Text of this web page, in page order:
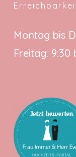
Montag bis
Freitag: 9:30